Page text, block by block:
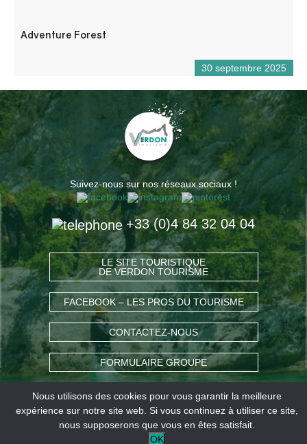
Adventure Forest
30 septembre 2025
Suivez-nous sur nos réseaux sociaux !
+33 (0)4 84 32 04 04
LE SITE TOURISTIQUE
DE VERDON TOURISME
FACEBOOK – LES PROS DU TOURISME
CONTACTEZ-NOUS
FORMULAIRE GROUPE
COMMENT VENIR ?
Nous utilisons des cookies pour vous garantir la meilleure
expérience sur notre site web. Si vous continuez à utiliser ce site,
nous supposerons que vous en êtes satisfait.
OK